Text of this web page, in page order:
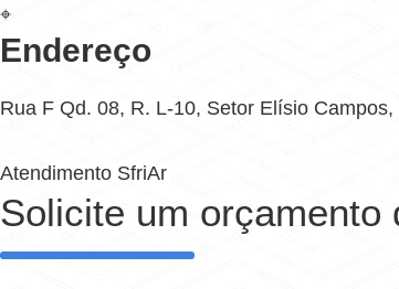
⌖
Endereço
Rua F Qd. 08, R. L-10, Setor Elísio
Atendimento SfriAr
Solicite um orçamento